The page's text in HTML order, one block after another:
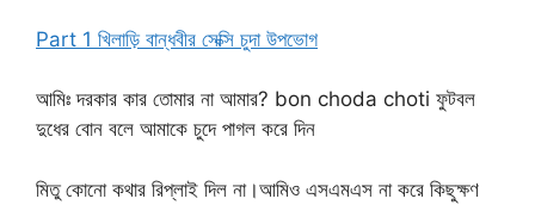
Part 1 খিলাড়ি বান্ধবীর সেক্সি চুদা উপভোগ
আমিঃ দরকার কার তোমার না আমার? bon choda choti ফুটবল
দুধের বোন বলে আমাকে চুদে পাগল করে দিন
মিতু কোনো কথার রিপ্লাই দিল না।আমিও এসএমএস না করে কিছুক্ষণ